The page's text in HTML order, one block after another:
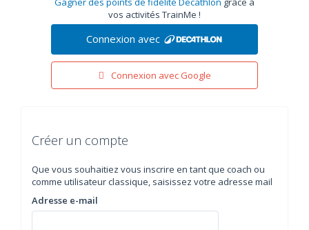
vos activités TrainMe !
Connexion avec
Connexion avec Google
Créer un compte
Que vous souhaitiez vous inscrire en tant que coach ou
comme utilisateur classique, saisissez votre adresse mail
Adresse e-mail